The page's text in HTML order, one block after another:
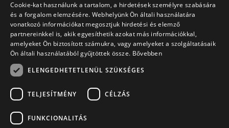
Jesus.net partnerei
Adakozni
Fedezd fel
Cikkek
Videó
Terveink
Imát szeretnék kérni
Van egy kérdésem
Cookie-kat használunk a tartalom, a hirdetések személyre szabására
és a forgalom elemzésére. Webhelyünk Ön általi használatára
vonatkozó információkat megosztjuk hirdetési és elemző
partnereinkkel is, akik egyesíthetik azokat más információkkal,
amelyeket Ön biztosított számukra, vagy amelyeket a szolgáltatásaik
Ön általi használatából gyűjtöttek össze. Bővebben
ELENGEDHETETLENÜL SZÜKSÉGES
TELJESÍTMÉNY CÉLZÁS
FUNKCIONALITÁS